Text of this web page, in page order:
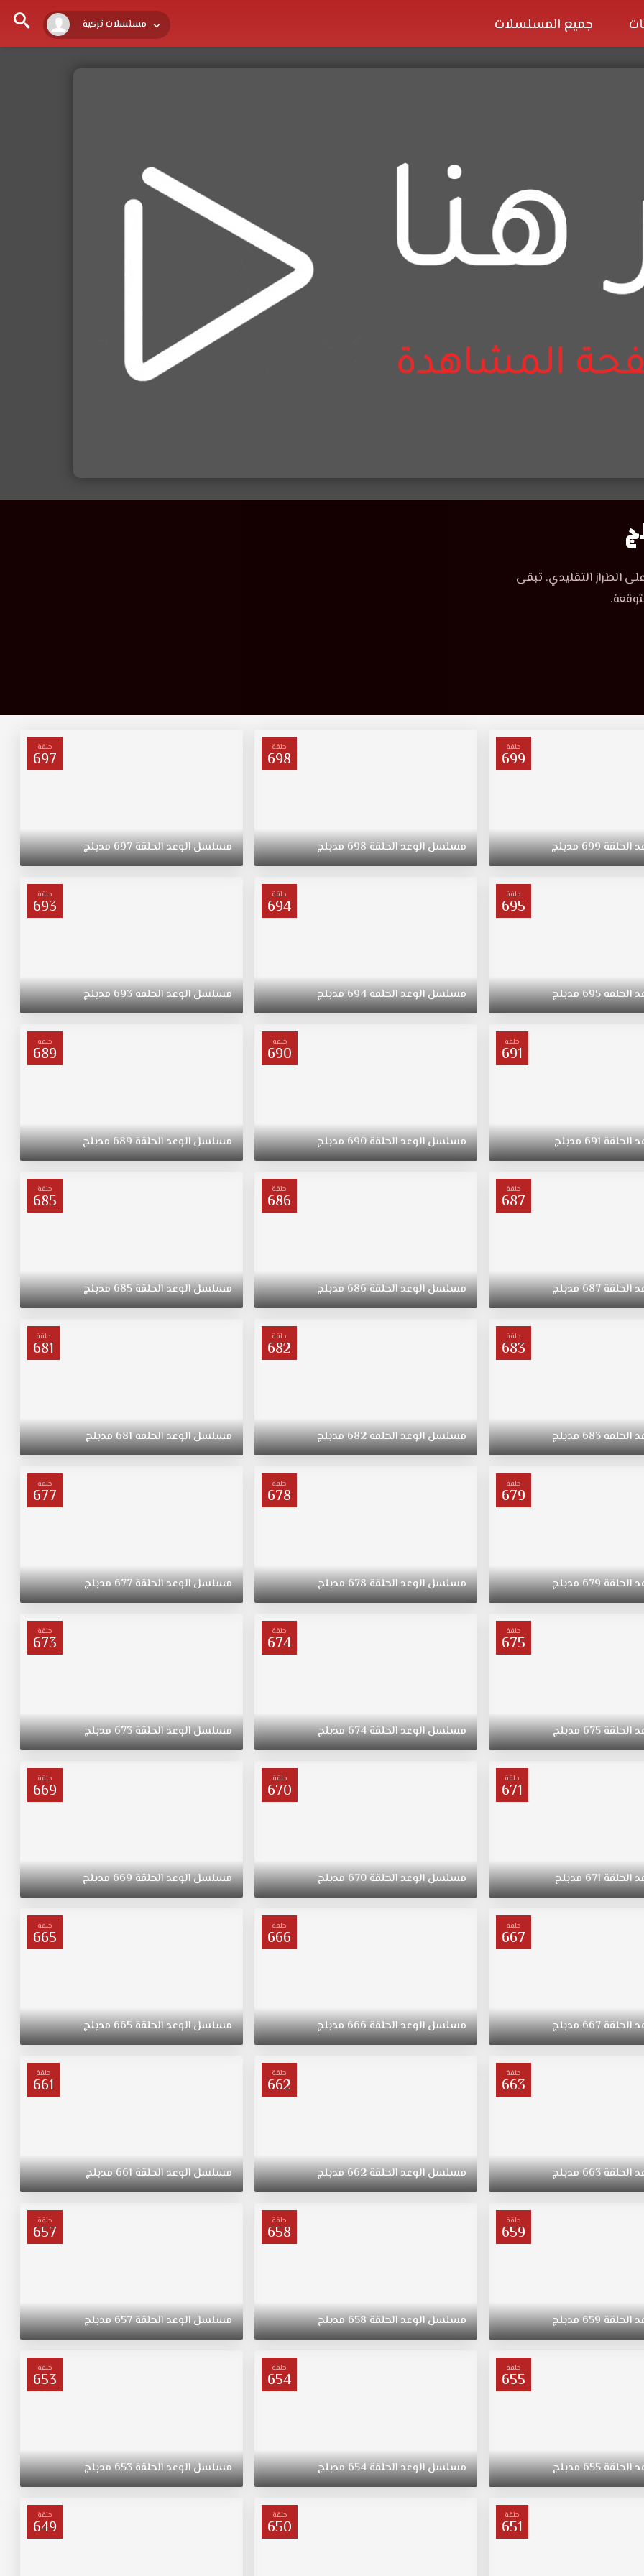
مسلسلات تركية جميع المسلسلات
الطراز التقليدي. تبقى
حلقة
699
الحلقة699مدبلج
حلقة
698
مسلسلالوعدالحلقة698مدبلج
حلقة
697
مسلسلالوعدالحلقة697مدبلج
حلقة
695
الحلقة695مدبلج
حلقة
694
مسلسلالوعدالحلقة694مدبلج
حلقة
693
مسلسلالوعدالحلقة693مدبلج
حلقة
691
الحلقة691مدبلج
حلقة
690
مسلسلالوعدالحلقة690مدبلج
حلقة
689
مسلسلالوعدالحلقة689مدبلج
حلقة
687
الحلقة687مدبلج
حلقة
686
مسلسلالوعدالحلقة686مدبلج
حلقة
685
مسلسلالوعدالحلقة685مدبلج
حلقة
683
الحلقة683مدبلج
حلقة
682
مسلسلالوعدالحلقة682مدبلج
حلقة
681
مسلسلالوعدالحلقة681مدبلج
حلقة
679
الحلقة679مدبلج
حلقة
678
مسلسلالوعدالحلقة678مدبلج
حلقة
677
مسلسلالوعدالحلقة677مدبلج
حلقة
675
الحلقة675مدبلج
حلقة
674
مسلسلالوعدالحلقة674مدبلج
حلقة
673
مسلسلالوعدالحلقة673مدبلج
حلقة
671
الحلقة671مدبلج
حلقة
670
مسلسلالوعدالحلقة670مدبلج
حلقة
669
مسلسلالوعدالحلقة669مدبلج
حلقة
667
الحلقة667مدبلج
حلقة
666
مسلسلالوعدالحلقة666مدبلج
حلقة
665
مسلسلالوعدالحلقة665مدبلج
حلقة
663
الحلقة663مدبلج
حلقة
662
مسلسلالوعدالحلقة662مدبلج
حلقة
661
مسلسلالوعدالحلقة661مدبلج
حلقة
659
الحلقة659مدبلج
حلقة
658
مسلسلالوعدالحلقة658مدبلج
حلقة
657
مسلسلالوعدالحلقة657مدبلج
حلقة
655
الحلقة655مدبلج
حلقة
654
مسلسلالوعدالحلقة654مدبلج
حلقة
653
مسلسلالوعدالحلقة653مدبلج
حلقة
651
حلقة
650
حلقة
649